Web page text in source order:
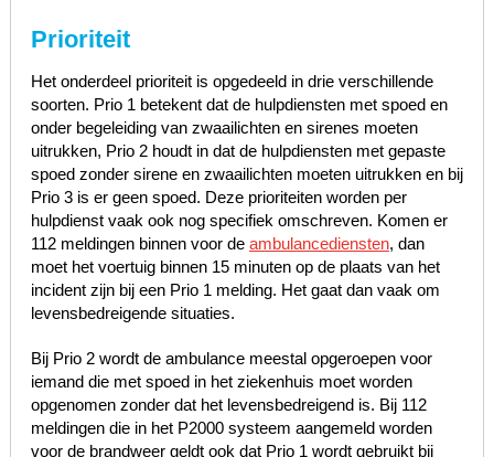
Prioriteit
Het onderdeel prioriteit is opgedeeld in drie verschillende
soorten. Prio 1 betekent dat de hulpdiensten met spoed en
onder begeleiding van zwaailichten en sirenes moeten
uitrukken, Prio 2 houdt in dat de hulpdiensten met gepaste
spoed zonder sirene en zwaailichten moeten uitrukken en bij
Prio 3 is er geen spoed. Deze prioriteiten worden per
hulpdienst vaak ook nog specifiek omschreven. Komen er
112 meldingen binnen voor de ambulancediensten, dan
moet het voertuig binnen 15 minuten op de plaats van het
incident zijn bij een Prio 1 melding. Het gaat dan vaak om
levensbedreigende situaties.
Bij Prio 2 wordt de ambulance meestal opgeroepen voor
iemand die met spoed in het ziekenhuis moet worden
opgenomen zonder dat het levensbedreigend is. Bij 112
meldingen die in het P2000 systeem aangemeld worden
voor de brandweer geldt ook dat Prio 1 wordt gebruikt bij